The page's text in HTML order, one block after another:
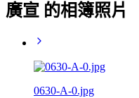
廣宣 的相簿照片
0630-A-0.jpg